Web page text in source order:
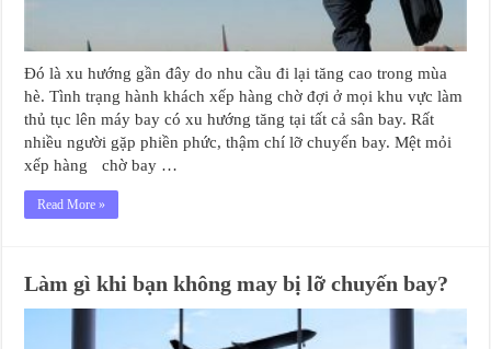
Đó là xu hướng gần đây do nhu cầu đi lại tăng cao trong mùa
hè. Tình trạng hành khách xếp hàng chờ đợi ở mọi khu vực làm
thủ tục lên máy bay có xu hướng tăng tại tất cả sân bay. Rất
nhiều người gặp phiền phức, thậm chí lỡ chuyến bay. Mệt mỏi
xếp hàng chờ bay …
Read More »
Làm gì khi bạn không may bị lỡ chuyến bay?